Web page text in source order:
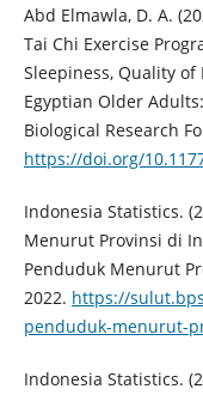
Abd Elmawla, D. A.
Tai Chi Exercise
Sleepiness, Quality of
Egyptian Older
Biological Research
https://doi.org/
Indonesia Statistics.
Menurut Provinsi di
Penduduk Menurut
2022. https://
penduduk-menurut-
Indonesia Statistics.